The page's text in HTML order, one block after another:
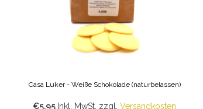
Casa Luker - Weiße Schokolade (naturbelassen)
€5,95 Inkl. MwSt. zzgl. Versandkosten